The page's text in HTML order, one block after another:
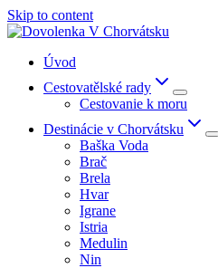
Skip to content
Úvod
Cestovatělské rady
Cestovanie k moru
Destinácie v Chorvátsku
Baška Voda
Brač
Brela
Hvar
Igrane
Istria
Medulin
Nin